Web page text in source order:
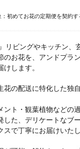
：初めてお花の定期便を契約す
リビングやキッチン、
のお花を、アンドプラ
けします。
花の配送に特化した独
ント・観葉植物などの
した、デリケートなブ
スで丁寧にお届けいたし